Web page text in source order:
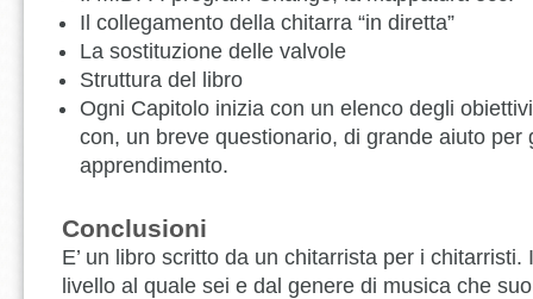
Il collegamento della chitarra “in diretta”
La sostituzione delle valvole
Struttura del libro
Ogni Capitolo inizia con un elenco degli
con, un breve questionario, di grande aiuto per
apprendimento.
Conclusioni
E’ un libro scritto da un chitarrista per i
livello al quale sei e dal genere di musica che